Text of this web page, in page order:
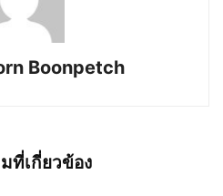
Boonpetch
ที่เกี่ยวข้อง